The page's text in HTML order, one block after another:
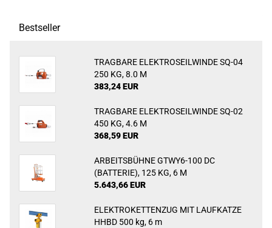
Bestseller
TRAGBARE ELEKTROSEILWINDE SQ-04
250 KG, 8.0 M
383,24 EUR
TRAGBARE ELEKTROSEILWINDE SQ-02
450 KG, 4.6 M
368,59 EUR
ARBEITSBÜHNE GTWY6-100 DC
(BATTERIE), 125 KG, 6 M
5.643,66 EUR
ELEKTROKETTENZUG MIT LAUFKATZE
HHBD 500 kg, 6 m